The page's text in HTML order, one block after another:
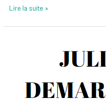
Lire la suite »